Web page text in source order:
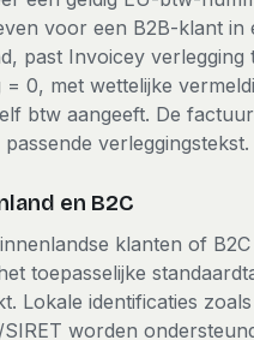
voor een B2B-klant in
past Invoicey verlegging
= 0, met wettelijke
btw aangeeft. De
verleggingstekst.
en B2C
klanten of
toepasselijke
Lokale identificaties zoals
SIRET worden